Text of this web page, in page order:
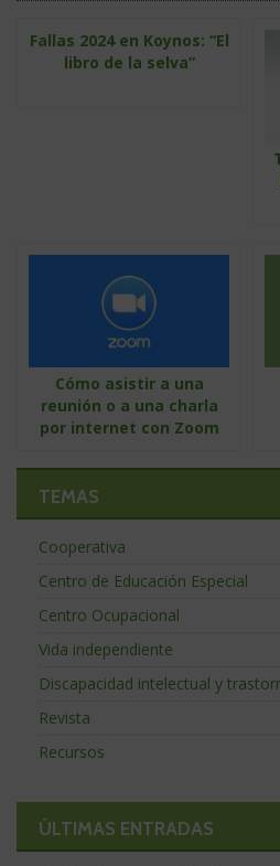
WhatsApp
Twitter
Quizás
Fallas 2024 en Koynos: “El
libro de la selva”
Cómo asistir a una
reunión o a una charla
por internet con Zoom
TEMAS
Cooperativa
Centro de Educación Especial
Centro Ocupacional
Vida independiente
Discapacidad intelectual y
Revista
Recursos
ÚLTIMAS ENTRADAS